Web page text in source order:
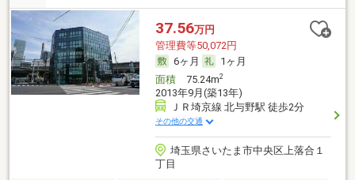
37.56万円
管理費等50,072円
6ヶ月
1ヶ月
面積75.24m2
2013年9月(築13年)
ＪＲ埼京線 北与野駅 徒歩2分
その他の交通
埼玉県さいたま市中央区上落合１
丁目